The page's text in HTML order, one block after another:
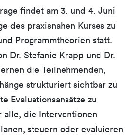
findet am 3. und 4. Juni
des praxisnahen Kurses zu
Programmtheorien statt.
Dr. Stefanie Krapp und Dr.
die Teilnehmenden,
strukturiert sichtbar zu
Evaluationsansätze zu
die Interventionen
steuern oder evaluieren